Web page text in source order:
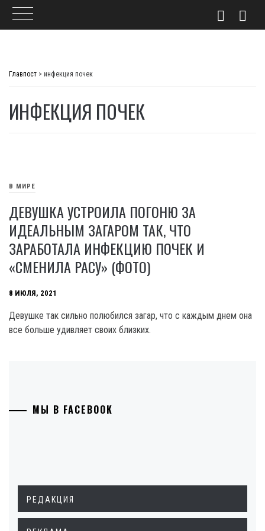
Главпост > инфекция почек
ИНФЕКЦИЯ ПОЧЕК
В МИРЕ
ДЕВУШКА УСТРОИЛА ПОГОНЮ ЗА
ИДЕАЛЬНЫМ ЗАГАРОМ ТАК, ЧТО
ЗАРАБОТАЛА ИНФЕКЦИЮ ПОЧЕК И
«СМЕНИЛА РАСУ» (ФОТО)
8 ИЮЛЯ, 2021
Девушке так сильно полюбился загар, что с каждым днем она
все больше удивляет своих близких.
МЫ В FACEBOOK
РЕДАКЦИЯ